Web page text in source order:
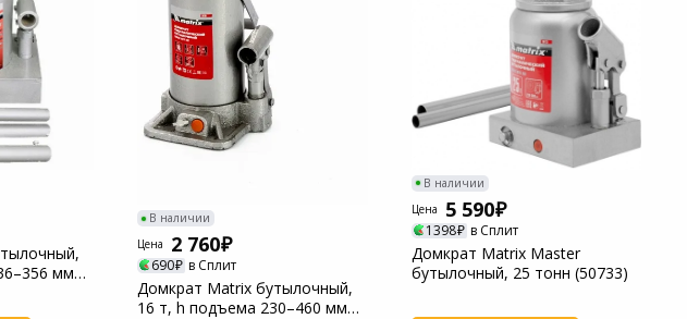
мм
В наличии
Цена
2 760
690 в Сплит
Домкрат Matrix бутылочный,
16 т, h подъема 230–460 мм
В наличии
Цена
5 590
1398 в Сплит
Домкрат Matrix Master
бутылочный, 25 тонн (50733)